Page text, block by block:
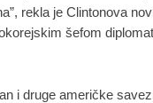
rekla je Clintonova
šefom
i druge američke